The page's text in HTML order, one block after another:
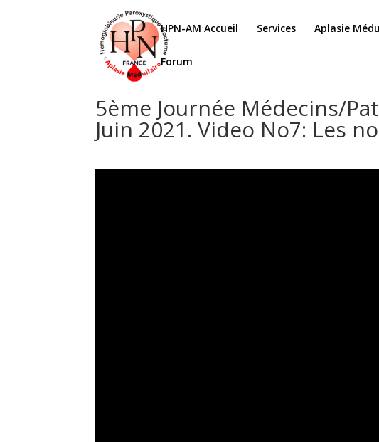
HPN-AM Accueil Services Aplasie
Forum
5ème Journée Médecins/
Juin 2021. Video No7: Les